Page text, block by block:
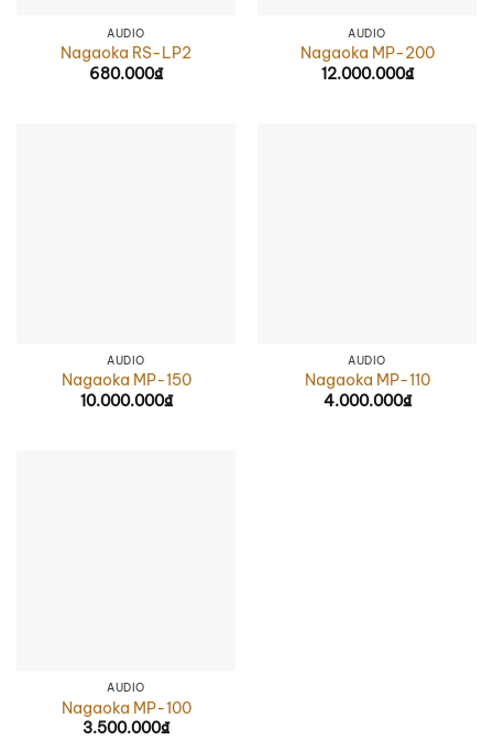
AUDIO
Nagaoka RS-LP2
680.000₫
AUDIO
Nagaoka MP-200
12.000.000₫
AUDIO
Nagaoka MP-150
10.000.000₫
AUDIO
Nagaoka MP-110
4.000.000₫
AUDIO
Nagaoka MP-100
3.500.000₫